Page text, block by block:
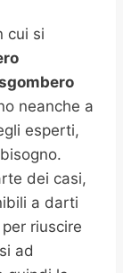
cui si
neanche a
esperti,
dei casi,
a darti
riuscire
ad